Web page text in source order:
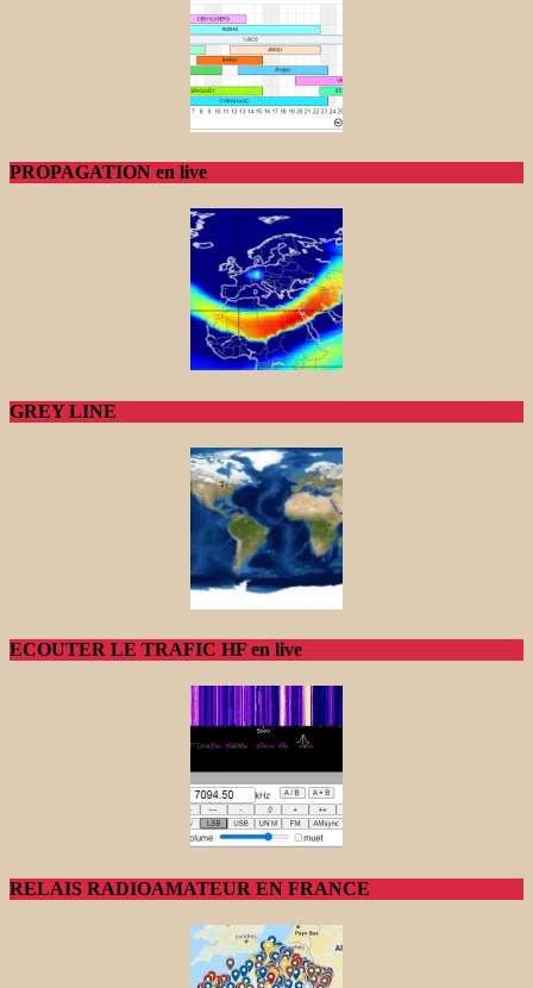
PROPAGATION en live
GREY LINE
ECOUTER LE TRAFIC HF en live
RELAIS RADIOAMATEUR EN FRANCE